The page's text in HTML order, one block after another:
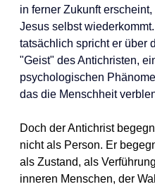
in ferner Zukunft erscheint,
Jesus selbst
tatsächlich spricht er über
"Geist" des Antichristen,
psychologischen
das die Menschheit
Doch der Antichrist
nicht als Person. Er
als Zustand, als
inneren Menschen, der